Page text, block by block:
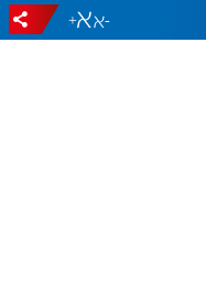
-
+